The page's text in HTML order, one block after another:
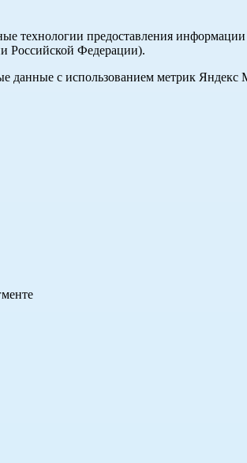
предоставления информации
Российской Федерации).
данные с использованием метрик Яндекс